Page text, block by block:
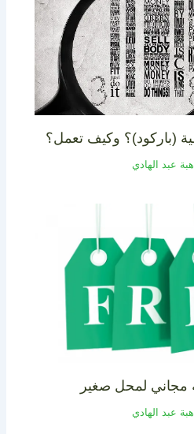
(باركود)؟ وكيف تعمل؟
هبة عبد الهادي
مجاني لمحل صغير
هبة عبد الهادي